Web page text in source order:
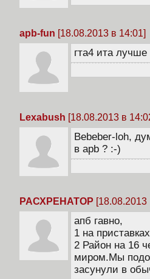
apb-fun [18.08.2013 в 14:01]
гта4 ита
Lexabush [18.08.2013 в
Bebeber-loh,
в apb ? :-)
РАСХРЕНАТОР [18.08.2013
апб гавно,
1 на
2 Район на 16
миром.Мы
засунули в